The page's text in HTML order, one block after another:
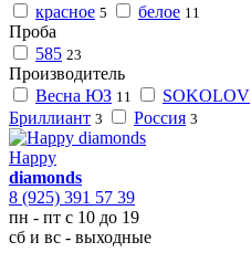
красное 5 белое 11
Проба
585 23
Производитель
Весна ЮЗ 11 SOKOLOV
Бриллиант 3 Россия 3
Happy
diamonds
8 (925) 391 57 39
пн - пт с 10 до 19
сб и вс - выходные